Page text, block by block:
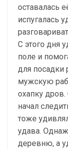
оставалась
испугалась
С этого дня
поле и
для посадки
мужскую
охапку
начал
тоже
удава.
деревню, а